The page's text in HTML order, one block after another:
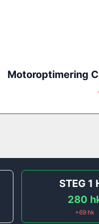
Motoroptimering
STEG 1
280
+69hk